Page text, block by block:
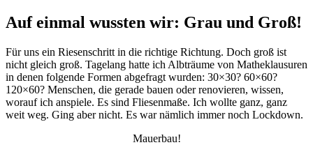
Auf einmal wussten wir: Grau und Groß!
Für uns ein Riesenschritt in die richtige Richtung. Doch groß ist
nicht gleich groß. Tagelang hatte ich Albträume von Matheklausuren
in denen folgende Formen abgefragt wurden: 30×30? 60×60?
120×60? Menschen, die gerade bauen oder renovieren, wissen,
worauf ich anspiele. Es sind Fliesenmaße. Ich wollte ganz, ganz
weit weg. Ging aber nicht. Es war nämlich immer noch Lockdown.
Mauerbau!